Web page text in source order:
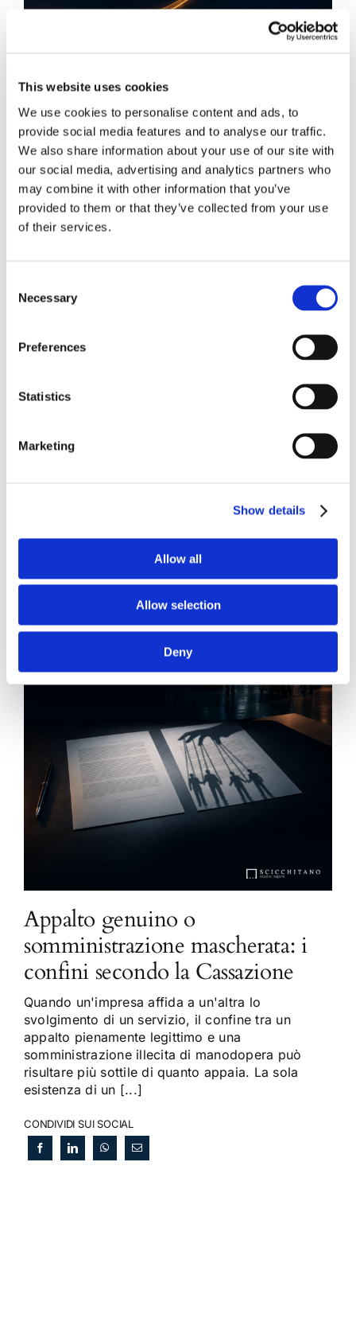
This website uses cookies
We use cookies to personalise content and ads, to
provide social media features and to analyse our traffic.
We also share information about your use of our site with
our social media, advertising and analytics partners who
may combine it with other information that you’ve
provided to them or that they’ve collected from your use
of their services.
Selection
Necessary
Preferences
Statistics
Marketing
Show details
Allow all
Allow selection
Deny
Obbligazioni solidali passive:
rapporti tra surrogazione legale e
regresso
su un tema di grande rilievo teorico e pratico
nell'ambito delle obbligazioni solidali passive: il
CONDIVIDI SUI SOCIAL
Appalto genuino o
somministrazione mascherata: i
confini secondo la Cassazione
Quando un'impresa affida a un'altra lo
svolgimento di un servizio, il confine tra un
appalto pienamente legittimo e una
somministrazione illecita di manodopera può
risultare più sottile di quanto appaia. La sola
esistenza di un [...]
CONDIVIDI SUI SOCIAL